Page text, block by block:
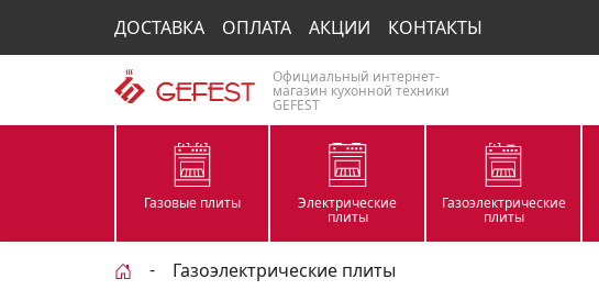
ДОСТАВКА ОПЛАТА АКЦИИ КОНТАКТЫ
Официальный интернет-
магазин кухонной техники
GEFEST
Газовые плиты Электрические
плиты
Газоэлектрические
плиты
Газоэлектрические плиты